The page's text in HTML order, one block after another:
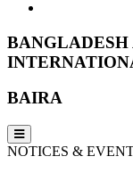
BANGLADESH
BAIRA
NOTICES &